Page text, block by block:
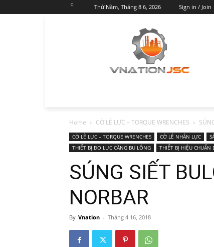
C Thứ Năm, Tháng 8 6, 2026 Sign in / Join
Home CỜ LÊ LỰC – TORQUE WRENCHES
CỜ LÊ LỰC – TORQUE WRENCHES CỜ LÊ NHÂN LỰC
THIẾT BỊ ĐO LỰC CĂNG BU LÔNG
THIẾT BỊ HIỆU CHUẨN
SÚNG SIẾT
NORBAR
By Vnation - Tháng 4 16, 2018